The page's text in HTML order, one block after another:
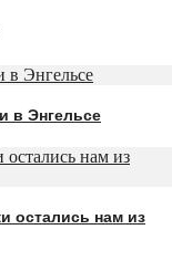
в Энгельсе
остались нам из